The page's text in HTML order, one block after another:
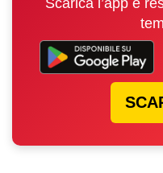
Scarica l’app e